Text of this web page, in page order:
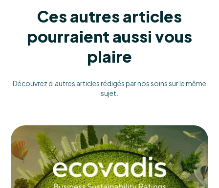
Ces autres articles
pourraient aussi vous
plaire
Découvrez d’autres articles rédigés par nos soins sur le même
sujet.